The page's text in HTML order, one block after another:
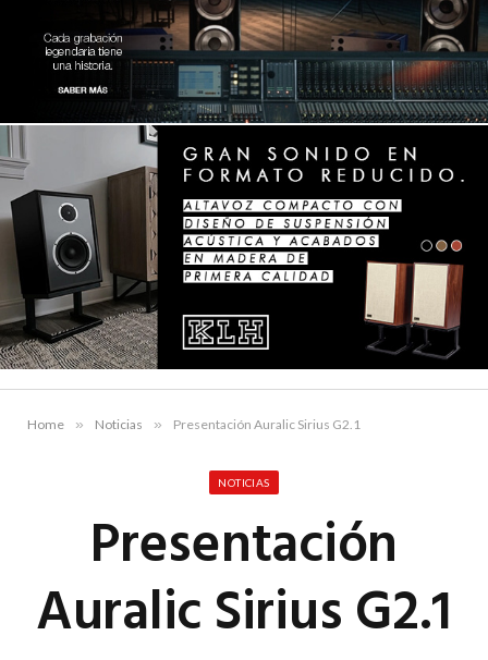
Home » Noticias » Presentación Auralic Sirius G2.1
NOTICIAS
Presentación
Auralic Sirius G2.1